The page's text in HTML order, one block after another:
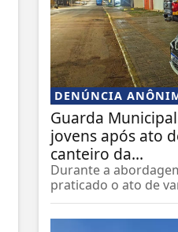
DENÚNCIA
Guarda
jovens após ato
canteiro da...
Durante a
praticado o ato de